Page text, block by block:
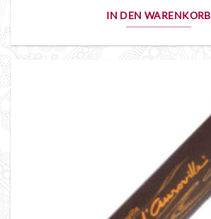
IN DEN WARENKORB